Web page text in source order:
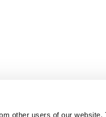
other users of our website.